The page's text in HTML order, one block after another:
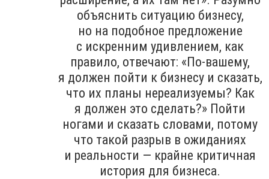
объяснить ситуацию бизнесу,
но на подобное предложение
с искренним удивлением, как
правило, отвечают: «По-вашему,
я должен пойти к бизнесу и сказать,
что их планы нереализуемы? Как
я должен это сделать?» Пойти
ногами и сказать словами, потому
что такой разрыв в ожиданиях
и реальности — крайне критичная
история для бизнеса.